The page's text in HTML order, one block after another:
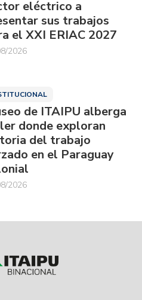
eléctrico a
sus trabajos
el XXI ERIAC 2027
2026
de ITAIPU alberga
donde exploran
del trabajo
en el Paraguay
2026